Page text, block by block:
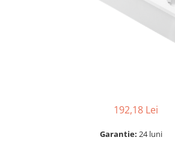
192,18 Lei
Garantie: 24 luni